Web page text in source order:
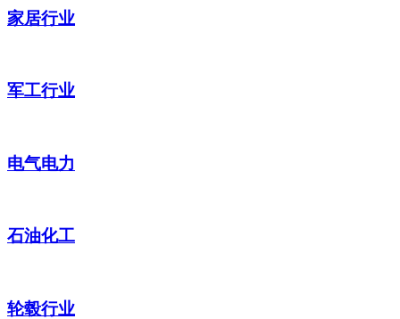
家居行业
军工行业
电气电力
石油化工
轮毂行业